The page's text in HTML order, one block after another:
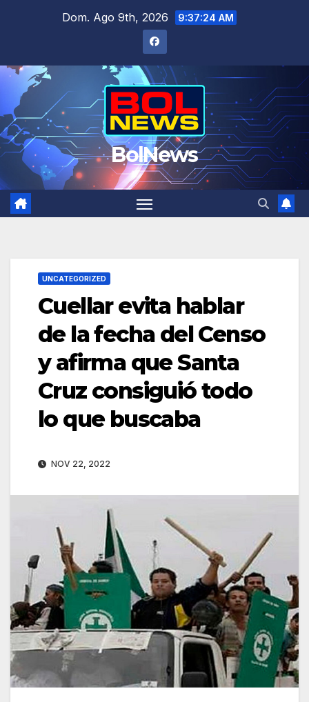
Dom. Ago 9th, 2026 9:37:25 AM
BolNews
UNCATEGORIZED
Cuellar evita hablar
de la fecha del Censo
y afirma que Santa
Cruz consiguió todo
lo que buscaba
NOV 22, 2022